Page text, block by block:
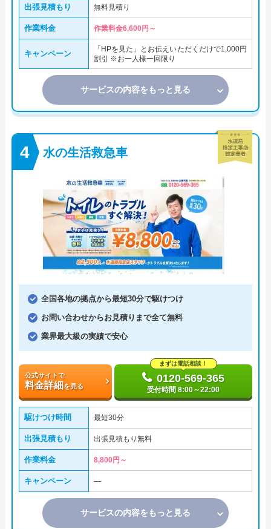
出張見積もり 無料見積り
作業料金 作業料金6,600円～
キャンペーン
「HPを見た」とお伝えいただくだけで1,000円
割引 ※お一人様一回限り
サービスの内容をもっと見る
水の生活救急車
全国各地の拠点から最短30分で駆けつけ
お問い合わせからお見積りまで全て無料
業界最大級の実績で安心
公式サイトで
料金詳細を見る
まずは電話相談！
0120-569-365
受付時間 8:00～22:00
駆けつけ時間 最短30分
出張見積もり 出張見積もり無料
作業料金 8,800円～
キャンペーン ―
サービスの内容をもっと見る